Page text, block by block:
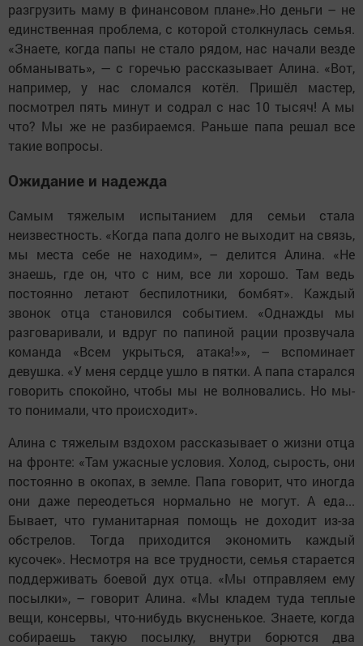
разгрузить маму в финансовом плане».Но деньги – не
единственная проблема, с которой столкнулась семья.
«Знаете, когда папы не стало рядом, нас начали везде
обманывать», — с горечью рассказывает Алина. «Вот,
например, у нас сломался котёл. Пришёл мастер,
посмотрел пять минут и содрал с нас 10 тысяч! А мы
что? Мы же не разбираемся. Раньше папа решал все
такие вопросы.
Ожидание и надежда
Самым тяжелым испытанием для семьи стала
неизвестность. «Когда папа долго не выходит на связь,
мы места себе не находим», – делится Алина. «Не
знаешь, где он, что с ним, все ли хорошо. Там ведь
постоянно летают беспилотники, бомбят». Каждый
звонок отца становился событием. «Однажды мы
разговаривали, и вдруг по папиной рации прозвучала
команда «Всем укрыться, атака!»», – вспоминает
девушка. «У меня сердце ушло в пятки. А папа старался
говорить спокойно, чтобы мы не волновались. Но мы-
то понимали, что происходит».
Алина с тяжелым вздохом рассказывает о жизни отца
на фронте: «Там ужасные условия. Холод, сырость, они
постоянно в окопах, в земле. Папа говорит, что иногда
они даже переодеться нормально не могут. А еда...
Бывает, что гуманитарная помощь не доходит из-за
обстрелов. Тогда приходится экономить каждый
кусочек». Несмотря на все трудности, семья старается
поддерживать боевой дух отца. «Мы отправляем ему
посылки», – говорит Алина. «Мы кладем туда теплые
вещи, консервы, что-нибудь вкусненькое. Знаете, когда
собираешь такую посылку, внутри борются два